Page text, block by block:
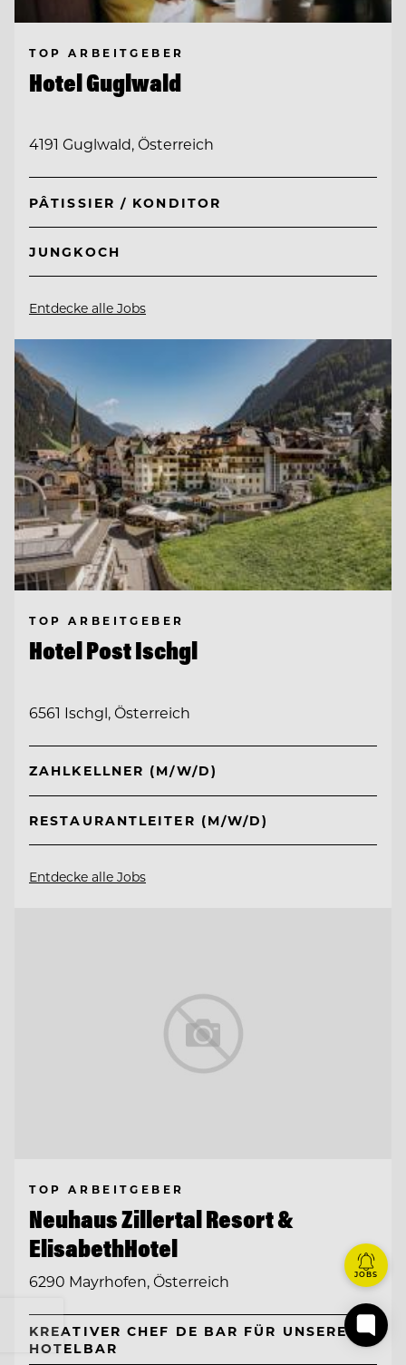
TOP ARBEITGEBER
Hotel Guglwald
4191 Guglwald, Österreich
PÂTISSIER / KONDITOR
JUNGKOCH
Entdecke alle Jobs
TOP ARBEITGEBER
Hotel Post Ischgl
6561 Ischgl, Österreich
ZAHLKELLNER (M/W/D)
RESTAURANTLEITER (M/W/D)
Entdecke alle Jobs
TOP ARBEITGEBER
Neuhaus Zillertal Resort &
ElisabethHotel
6290 Mayrhofen, Österreich
KREATIVER CHEF DE BAR FÜR UNSERE
HOTELBAR
JOBS